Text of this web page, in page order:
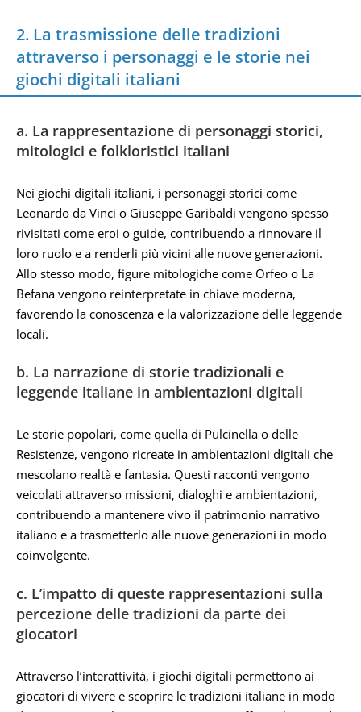
2. La trasmissione delle tradizioni
attraverso i personaggi e le storie nei
giochi digitali italiani
a. La rappresentazione di personaggi storici,
mitologici e folkloristici italiani
Nei giochi digitali italiani, i personaggi storici come
Leonardo da Vinci o Giuseppe Garibaldi vengono spesso
rivisitati come eroi o guide, contribuendo a rinnovare il
loro ruolo e a renderli più vicini alle nuove generazioni.
Allo stesso modo, figure mitologiche come Orfeo o La
Befana vengono reinterpretate in chiave moderna,
favorendo la conoscenza e la valorizzazione delle leggende
locali.
b. La narrazione di storie tradizionali e
leggende italiane in ambientazioni digitali
Le storie popolari, come quella di Pulcinella o delle
Resistenze, vengono ricreate in ambientazioni digitali che
mescolano realtà e fantasia. Questi racconti vengono
veicolati attraverso missioni, dialoghi e ambientazioni,
contribuendo a mantenere vivo il patrimonio narrativo
italiano e a trasmetterlo alle nuove generazioni in modo
coinvolgente.
c. L’impatto di queste rappresentazioni sulla
percezione delle tradizioni da parte dei
giocatori
Attraverso l’interattività, i giochi digitali permettono ai
giocatori di vivere e scoprire le tradizioni italiane in modo